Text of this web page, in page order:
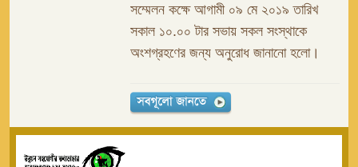
সম্মেলন কক্ষে আগামী ০৯ মে ২০১৯ তারিখ
সকাল ১০.০০ টার সভায় সকল সংস্থাকে
অংশগ্রহণের জন্য অনুরোধ জানানো হলো।